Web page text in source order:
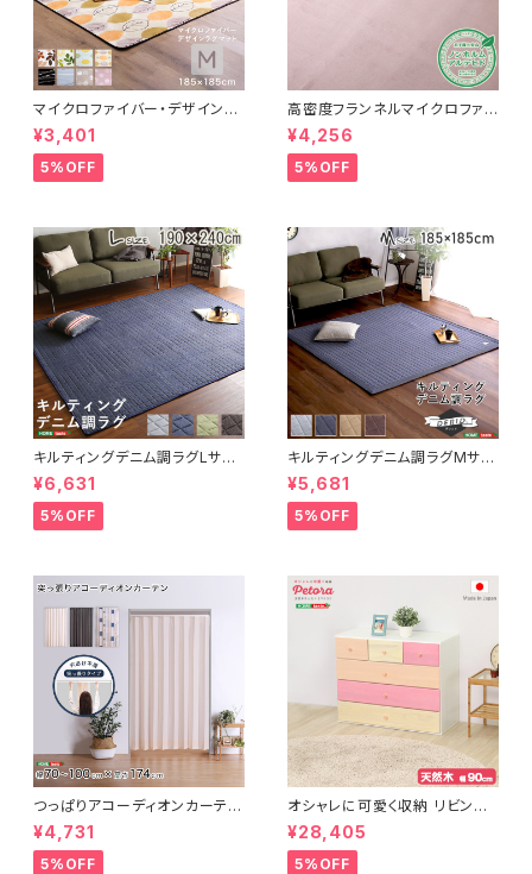
マイクロファイバー・デザインラ
グマットMサイズ（185×185cm）
洗えるラグマット 【WASHFA2】
FRG-D2-M
¥3,401
5%OFF
高密度フランネルマイクロファイ
バー・ラグマットLサイズ（200×2
50cm）洗えるラグマット｜ナル
トレア
¥4,256
5%OFF
キルティングデニム調ラグLサイ
ズ(190x240cm)オールシーズ
ン、滑り止め付き、手洗い対応【D
erid-デリッド-】 DRG-L
¥6,631
5%OFF
キルティングデニム調ラグMサイ
ズ(185x185cm)オールシーズ
ン、滑り止め付き、手洗い対応【D
erid-デリッド-】 DRG-M
¥5,681
5%OFF
つっぱりアコーディオンカーテ
ン 100×174cm SH-16-TA
DC
¥4,731
5%OFF
オシャレに可愛く収納 リビング
用ローチェスト 4段 幅90cm
天然木（桐）日本製｜petora-
ペトラ- SH-08-PTR90
¥28,405
5%OFF